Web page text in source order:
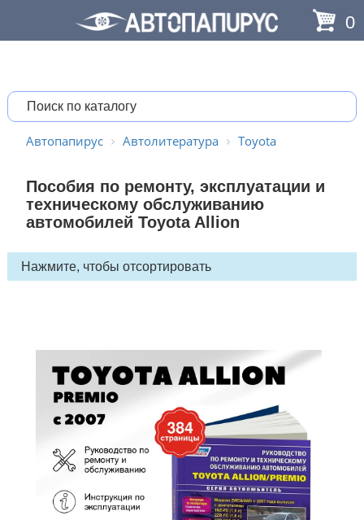
0
Автопапирус Автолитература Toyota
Пособия по ремонту, эксплуатации и
техническому обслуживанию
автомобилей Toyota Allion